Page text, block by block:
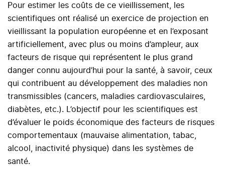
Pour estimer les coûts de ce vieillissement, les
scientifiques ont réalisé un exercice de projection en
vieillissant la population européenne et en l’exposant
artificiellement, avec plus ou moins d’ampleur, aux
facteurs de risque qui représentent le plus grand
danger connu aujourd’hui pour la santé, à savoir, ceux
qui contribuent au développement des maladies non
transmissibles (cancers, maladies cardiovasculaires,
diabètes, etc.). L’objectif pour les scientifiques est
d’évaluer le poids économique des facteurs de risques
comportementaux (mauvaise alimentation, tabac,
alcool, inactivité physique) dans les systèmes de
santé.